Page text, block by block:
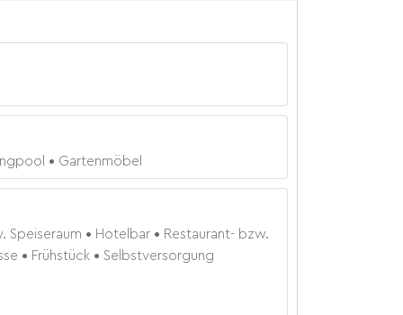
Gartenmöbel
Speiseraum Hotelbar
Restaurant- bzw.
Frühstück Selbstversorgung